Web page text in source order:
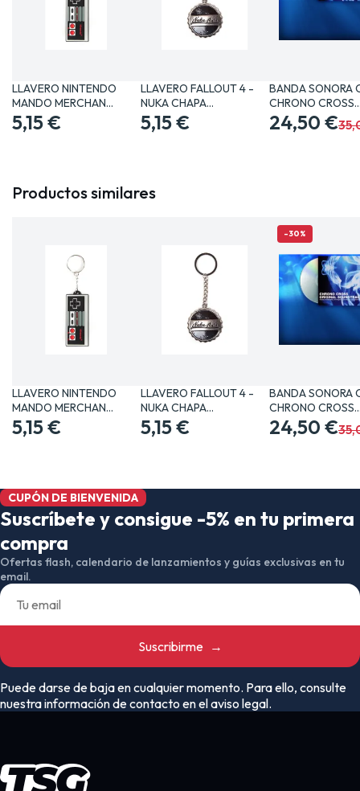
LLAVERO NINTENDO
MANDO MERCHAN
VIDEOJUEGOS…
5,15 €
LLAVERO FALLOUT 4 -
NUKA CHAPA
MERCHANDISING…
5,15 €
BANDA SONORA
CHRONO CROSS
24,50 €
Productos similares
LLAVERO NINTENDO
MANDO MERCHAN
VIDEOJUEGOS…
5,15 €
LLAVERO FALLOUT 4 -
NUKA CHAPA
MERCHANDISING…
5,15 €
-30%
BANDA SONORA
CHRONO CROSS
24,50 €
CUPÓN DE BIENVENIDA
Suscríbete y consigue -5% en tu primera
compra
Ofertas flash, calendario de lanzamientos y guías exclusivas en tu
email.
Suscribirme →
Puede darse de baja en cualquier momento. Para ello, consulte
nuestra información de contacto en el aviso legal.